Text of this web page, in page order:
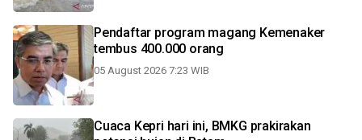
Pendaftar program magang Kemenaker
tembus 400.000 orang
05 August 2026 7:23 WIB
Cuaca Kepri hari ini, BMKG prakirakan